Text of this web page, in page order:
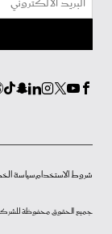
شروط الاستخدامسياسة
جميع الحقوق محفوظة للشركة